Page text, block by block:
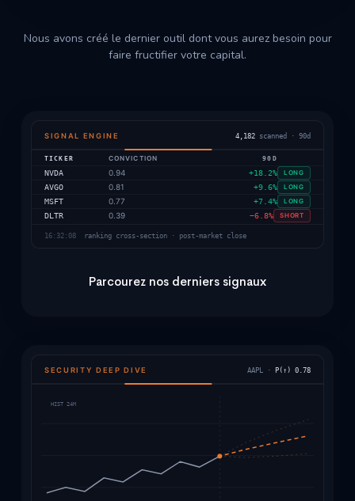
Nous avons créé le dernier outil dont vous aurez besoin pour
faire fructifier votre capital.
SIGNAL ENGINE 4,182 scanned · 90d
TICKER CONVICTION 90D
NVDA 0.94 +18.2% LONG
AVGO 0.81 +9.6% LONG
MSFT 0.77 +7.4% LONG
DLTR 0.39 −6.8% SHORT
16:32:08 ranking cross-section · post-market close
Parcourez nos derniers signaux
SECURITY DEEP DIVE AAPL · P(↑) 0.78
HIST 24M